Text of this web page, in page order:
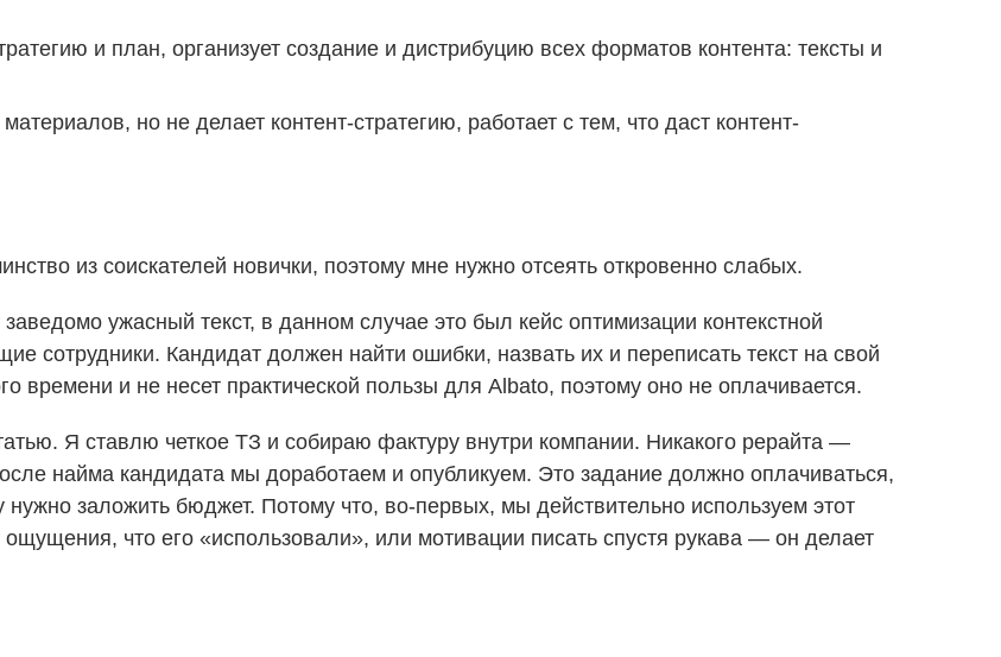
и план, организует создание и дистрибуцию всех форматов контента: тексты и
но не делает контент-стратегию, работает с тем, что даст контент-
из соискателей новички, поэтому мне нужно отсеять откровенно слабых.
ужасный текст, в данном случае это был кейс оптимизации контекстной
сотрудники. Кандидат должен найти ошибки, назвать их и переписать текст на свой
времени и не несет практической пользы для Albato, поэтому оно не оплачивается.
Я ставлю четкое ТЗ и собираю фактуру внутри компании. Никакого рерайта —
найма кандидата мы доработаем и опубликуем. Это задание должно оплачиваться,
заложить бюджет. Потому что, во-первых, мы действительно используем этот
что его «использовали», или мотивации писать спустя рукава — он делает